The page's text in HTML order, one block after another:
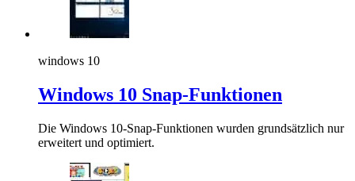
windows 10
Windows 10 Snap-Funktionen
Die Windows 10-Snap-Funktionen wurden grundsätzlich nur
erweitert und optimiert.